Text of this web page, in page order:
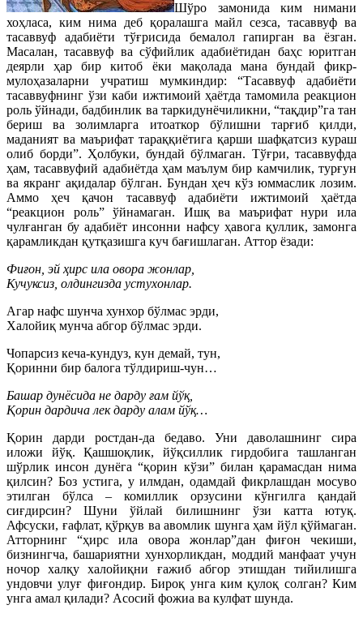
Шўро замонида ким нимани
хоҳласа, ким нима деб қоралашга майл сезса, тасаввуф ва
тасаввуф адабиёти тўғрисида бемалол гапирган ва ёзган.
Масалан, тасаввуф ва сўфийлик адабиётидан баҳс юритган
деярли ҳар бир китоб ёки мақолада мана бундай фикр-
мулоҳазаларни учратиш мумкиндир: “Тасаввуф адабиёти
тасаввуфнинг ўзи каби ижтимоий ҳаётда тамомила реакцион
роль ўйнади, бадбинлик ва таркидунёчиликни, “тақдир”га тан
бериш ва золимларга итоаткор бўлишни тарғиб қилди,
маданият ва маърифат тараққиётига қарши шафқатсиз кураш
олиб борди”. Ҳолбуки, бундай бўлмаган. Тўғри, тасаввуфда
ҳам, тасаввуфий адабиётда ҳам маълум бир камчилик, турғун
ва якранг ақидалар бўлган. Бундан ҳеч кўз юммаслик лозим.
Аммо ҳеч қачон тасаввуф адабиёти ижтимоий ҳаётда
“реакцион роль” ўйнамаган. Ишқ ва маърифат нури ила
чулғанган бу адабиёт инсонни нафсу ҳавога қуллик, замонга
қарамликдан қутқазишга куч бағишлаган. Аттор ёзади:
Фиғон, эй ҳирс ила овора жонлар,
Кучуксиз, олдингизда устухонлар.
Агар нафс шунча хунхор бўлмас эрди,
Халойиқ мунча абгор бўлмас эрди.
Чопарсиз кеча-кундуз, кун демай, тун,
Қоринни бир балога тўлдириш-чун…
Башар дунёсида не дарду ғам йўқ,
Қорин дардича лек дарду алам йўқ…
Қорин дарди ростдан-да бедаво. Уни даволашнинг сира
иложи йўқ. Қашшоқлик, йўқсиллик гирдобига ташланган
шўрлик инсон дунёга “қорин кўзи” билан қарамасдан нима
қилсин? Боз устига, у илмдан, одамдай фикрлашдан мосуво
этилган бўлса – комиллик орзусини кўнгилга қандай
сиғдирсин? Шуни ўйлай билишнинг ўзи катта ютуқ.
Афсуски, ғафлат, қўрқув ва авомлик шунга ҳам йўл қўймаган.
Атторнинг “ҳирс ила овора жонлар”дан фиғон чекиши,
бизнингча, башариятни хунхорликдан, моддий манфаат учун
ночор халқу халойиқни ғажиб абгор этишдан тийилишга
ундовчи улуғ фиғондир. Бироқ унга ким қулоқ солган? Ким
унга амал қилади? Асосий фожиа ва кулфат шунда.